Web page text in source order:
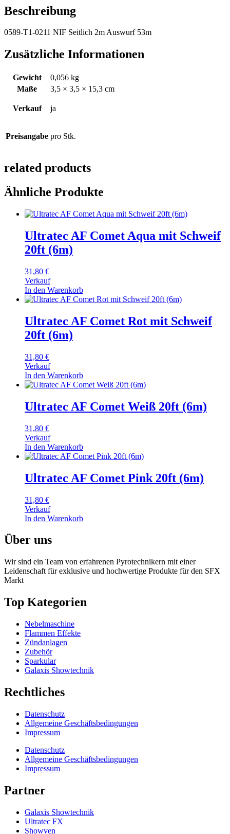
Beschreibung
0589-T1-0211 NIF Seitlich 2m Auswurf 53m
Zusätzliche Informationen
Gewicht
0,056 kg
Maße
3,5 × 3,5 × 15,3 cm
Verkauf ja
Preisangabe pro Stk.
related products
Ähnliche Produkte
Ultratec AF Comet Aqua mit Schweif
20ft (6m)
31,80 €
Verkauf
In den Warenkorb
Ultratec AF Comet Rot mit Schweif
20ft (6m)
31,80 €
Verkauf
In den Warenkorb
Ultratec AF Comet Weiß 20ft (6m)
31,80 €
Verkauf
In den Warenkorb
Ultratec AF Comet Pink 20ft (6m)
31,80 €
Verkauf
In den Warenkorb
Über uns
Wir sind ein Team von erfahrenen Pyrotechnikern mit einer
Leidenschaft für exklusive und hochwertige Produkte für den SFX
Markt
Top Kategorien
Nebelmaschine
Flammen Effekte
Zündanlagen
Zubehör
Sparkular
Galaxis Showtechnik
Rechtliches
Datenschutz
Allgemeine Geschäftsbedingungen
Impressum
Datenschutz
Allgemeine Geschäftsbedingungen
Impressum
Partner
Galaxis Showtechnik
Ultratec FX
Showven